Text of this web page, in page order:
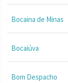
Bocaina de Minas
Bocaiúva
Bom Despacho